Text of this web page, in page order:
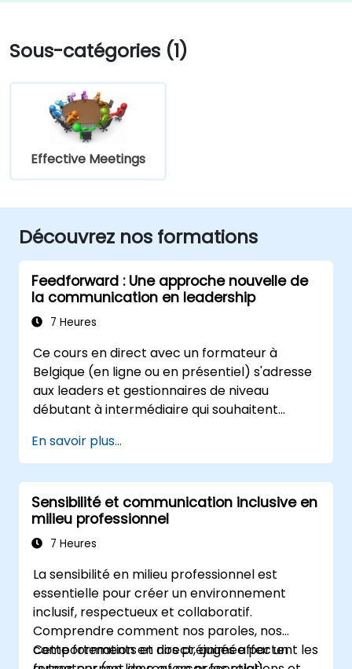
Sous-catégories (1)
Effective Meetings
Découvrez nos formations
Feedforward : Une approche nouvelle de
la communication en leadership
7 Heures
Ce cours en direct avec un formateur à
Belgique (en ligne ou en présentiel) s'adresse
aux leaders et gestionnaires de niveau
débutant à intermédiaire qui souhaitent
améliorer l'engagement des équipes, le
coaching et les entretiens sur les
performances.
En savoir plus...
Sensibilité et communication inclusive en
milieu professionnel
7 Heures
La sensibilité en milieu professionnel est
essentielle pour créer un environnement
inclusif, respectueux et collaboratif.
Comprendre comment nos paroles, nos
comportements et nos préjugés affectent les
Cette formation en direct, animée par un